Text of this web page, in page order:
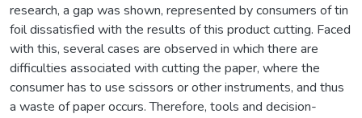
research, a gap was shown, represented by consumers of tin
foil dissatisfied with the results of this product cutting. Faced
with this, several cases are observed in which there are
difficulties associated with cutting the paper, where the
consumer has to use scissors or other instruments, and thus
a waste of paper occurs. Therefore, tools and decision-